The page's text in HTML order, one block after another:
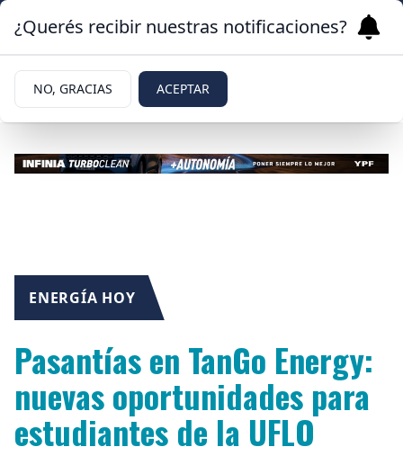
ENERGÍA HOY
Pasantías en TanGo Energy:
nuevas oportunidades para
estudiantes de la UFLO
¿Querés recibir nuestras notificaciones?
NO, GRACIAS ACEPTAR